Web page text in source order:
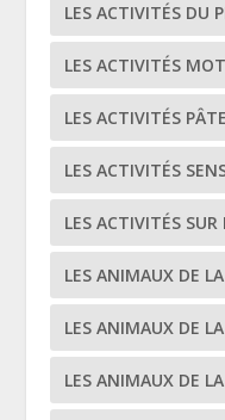
LES ACTIVITÉS DU
LES ACTIVITÉS
LES ACTIVITÉS
LES ACTIVITÉS
LES ACTIVITÉS
LES ANIMAUX DE
LES ANIMAUX DE
LES ANIMAUX DE